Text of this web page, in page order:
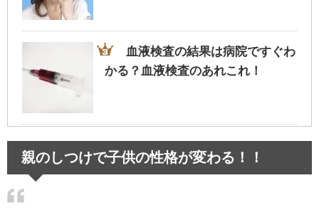
血液検査の結果は病院ですぐわ
かる？血液検査のあれこれ！
親のしつけで子供の性格が変わる！！